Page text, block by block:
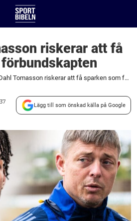
riskerar att få
Jon Dahl Tomasson riskerar att få sparken som förbundskapten
Lägg till som önskad källa på Google